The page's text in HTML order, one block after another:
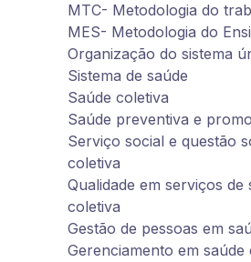
MTC- Metodologia do
MES- Metodologia do
Organização do sistema
Sistema de saúde
Saúde coletiva
Saúde preventiva e
Serviço social e questão
coletiva
Qualidade em serviços de
coletiva
Gestão de pessoas em
Gerenciamento em saúde